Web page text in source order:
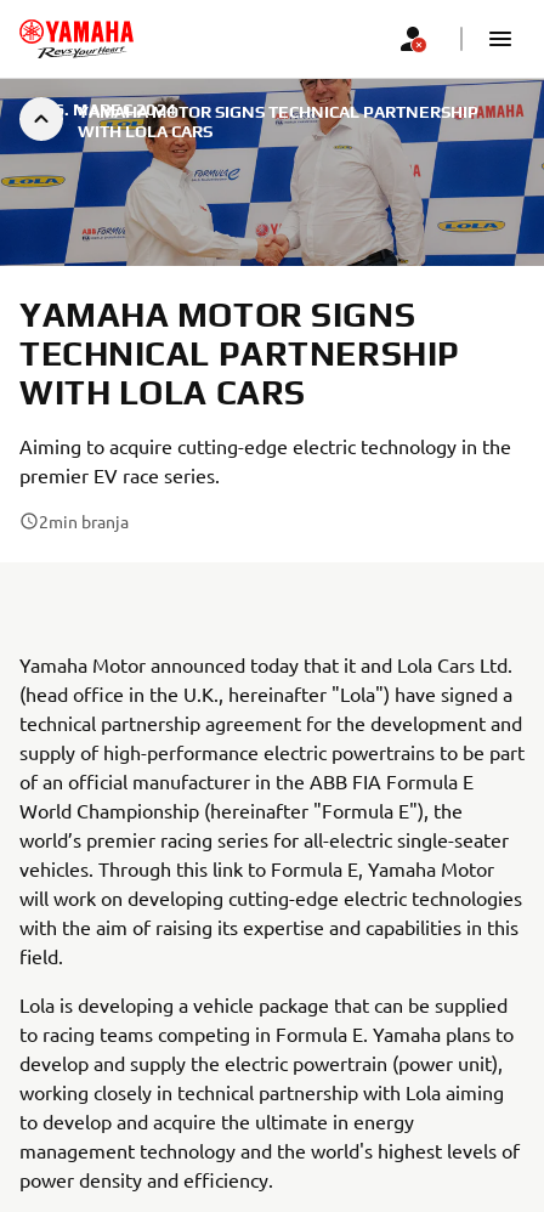
YAMAHA MOTOR SIGNS TECHNICAL PARTNERSHIP
WITH LOLA CARS
26. MAREC 2024
YAMAHA MOTOR SIGNS
TECHNICAL PARTNERSHIP
WITH LOLA CARS
Aiming to acquire cutting-edge electric technology in the
premier EV race series.
2min branja
Yamaha Motor announced today that it and Lola Cars Ltd.
(head office in the U.K., hereinafter "Lola") have signed a
technical partnership agreement for the development and
supply of high-performance electric powertrains to be part
of an official manufacturer in the ABB FIA Formula E
World Championship (hereinafter "Formula E"), the
world’s premier racing series for all-electric single-seater
vehicles. Through this link to Formula E, Yamaha Motor
will work on developing cutting-edge electric technologies
with the aim of raising its expertise and capabilities in this
field.
Lola is developing a vehicle package that can be supplied
to racing teams competing in Formula E. Yamaha plans to
develop and supply the electric powertrain (power unit),
working closely in technical partnership with Lola aiming
to develop and acquire the ultimate in energy
management technology and the world's highest levels of
power density and efficiency.